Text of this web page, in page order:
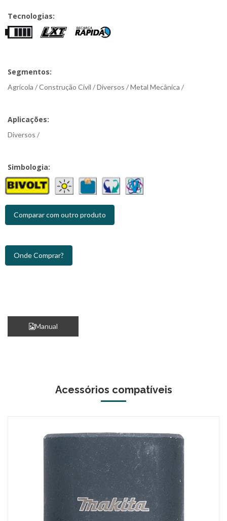
Tecnologias:
Segmentos:
Agrícola / Construção Civil / Diversos / Metal Mecânica /
Aplicações:
Diversos /
Simbologia:
Comparar com outro produto
Onde Comprar?
Manual
Acessórios compatíveis